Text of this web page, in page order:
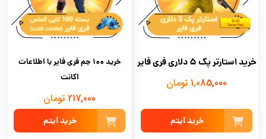
خرید استارتر پک ۵ دلاری فری فایر
1,085,000 تومان
خرید آیتم
خرید 100 جم فری فایر با اطلاعات
اکانت
217,000 تومان
خرید آیتم